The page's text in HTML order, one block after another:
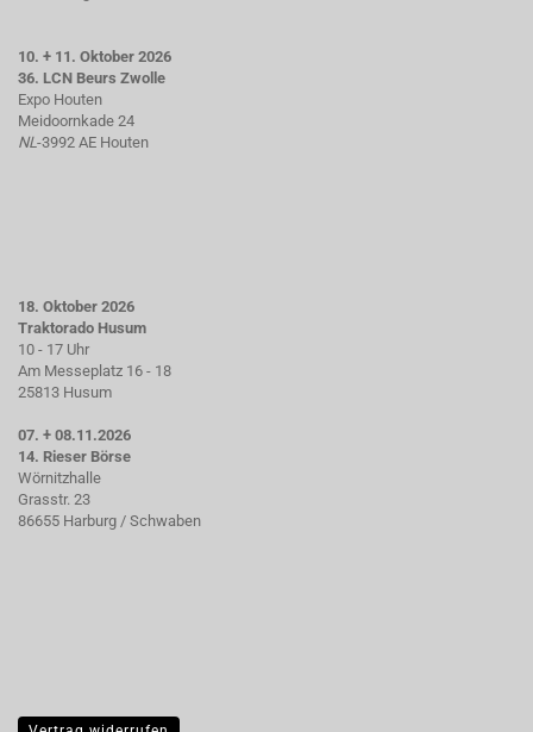
10. + 11. Oktober 2026
36. LCN Beurs Zwolle
Expo Houten
Meidoornkade 24
NL-3992 AE Houten
18. Oktober 2026
Traktorado Husum
10 - 17 Uhr
Am Messeplatz 16 - 18
25813 Husum
07. + 08.11.2026
14. Rieser Börse
Wörnitzhalle
Grasstr. 23
86655 Harburg / Schwaben